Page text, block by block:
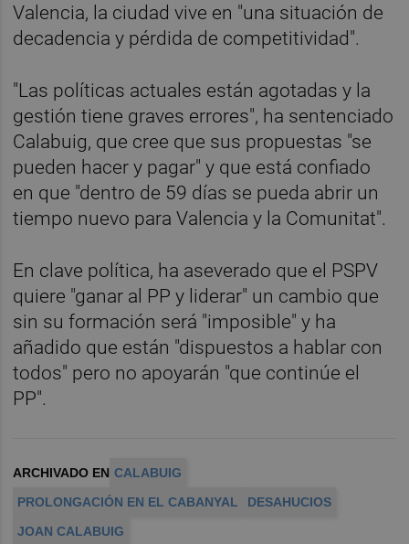
Valencia, la ciudad vive en "una situación de
decadencia y pérdida de competitividad".
"Las políticas actuales están agotadas y la
gestión tiene graves errores", ha sentenciado
Calabuig, que cree que sus propuestas "se
pueden hacer y pagar" y que está confiado
en que "dentro de 59 días se pueda abrir un
tiempo nuevo para Valencia y la Comunitat".
En clave política, ha aseverado que el PSPV
quiere "ganar al PP y liderar" un cambio que
sin su formación será "imposible" y ha
añadido que están "dispuestos a hablar con
todos" pero no apoyarán "que continúe el
PP".
ARCHIVADO EN CALABUIG
PROLONGACIÓN EN EL CABANYAL
DESAHUCIOS
JOAN CALABUIG